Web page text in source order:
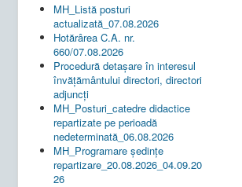
MH_Listă posturi
actualizată_07.08.2026
Hotărârea C.A. nr.
660/07.08.2026
Procedură detașare în interesul
învățământului directori, directori
adjuncți
MH_Posturi_catedre didactice
repartizate pe perioadă
nedeterminată_06.08.2026
MH_Programare ședințe
repartizare_20.08.2026_04.09.20
26